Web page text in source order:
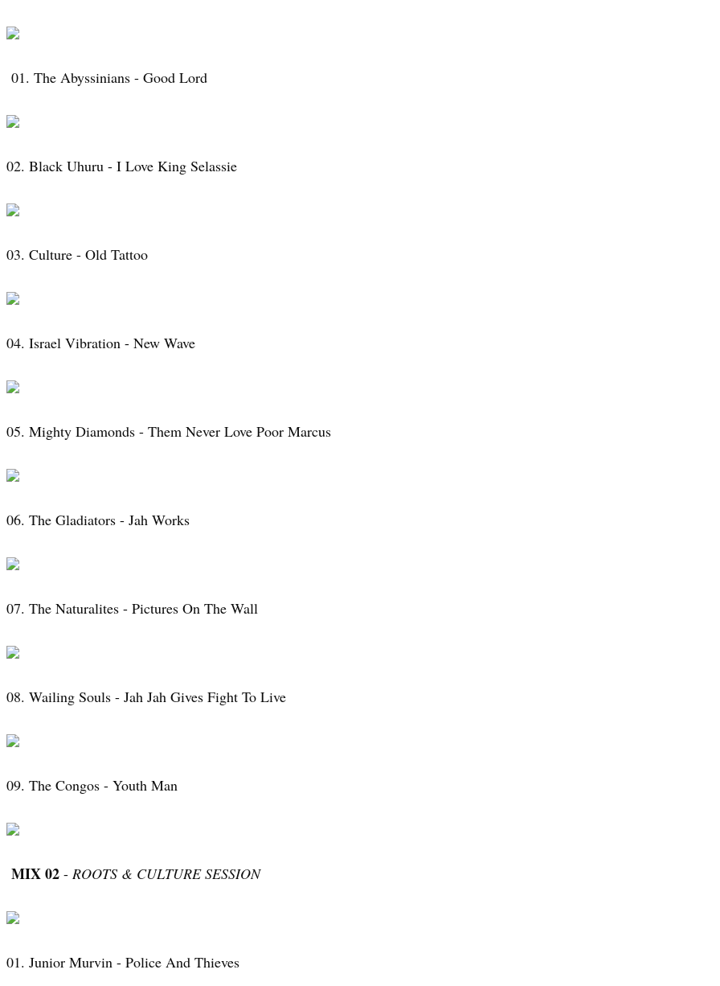
01. The Abyssinians - Good Lord
02. Black Uhuru - I Love King Selassie
03. Culture - Old Tattoo
04. Israel Vibration - New Wave
05. Mighty Diamonds - Them Never Love Poor Marcus
06. The Gladiators - Jah Works
07. The Naturalites - Pictures On The Wall
08. Wailing Souls - Jah Jah Gives Fight To Live
09. The Congos - Youth Man
MIX 02 - ROOTS & CULTURE SESSION
01. Junior Murvin - Police And Thieves